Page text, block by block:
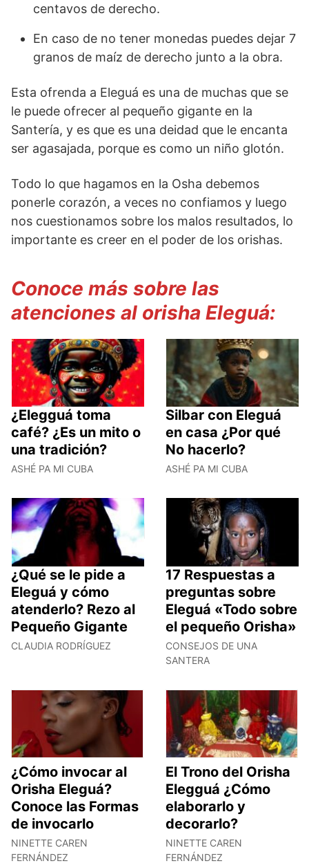
centavos de derecho.
En caso de no tener monedas puedes dejar 7
granos de maíz de derecho junto a la obra.
Esta ofrenda a Eleguá es una de muchas que se
le puede ofrecer al pequeño gigante en la
Santería, y es que es una deidad que le encanta
ser agasajada, porque es como un niño glotón.
Todo lo que hagamos en la Osha debemos
ponerle corazón, a veces no confiamos y luego
nos cuestionamos sobre los malos resultados, lo
importante es creer en el poder de los orishas.
Conoce más sobre las
atenciones al orisha Eleguá:
¿Elegguá toma
café? ¿Es un mito o
una tradición?
ASHÉ PA MI CUBA
Silbar con Eleguá
en casa ¿Por qué
No hacerlo?
ASHÉ PA MI CUBA
¿Qué se le pide a
Eleguá y cómo
atenderlo? Rezo al
Pequeño Gigante
CLAUDIA RODRÍGUEZ
17 Respuestas a
preguntas sobre
Eleguá «Todo sobre
el pequeño Orisha»
CONSEJOS DE UNA
SANTERA
¿Cómo invocar al
Orisha Eleguá?
Conoce las Formas
de invocarlo
NINETTE CAREN
FERNÁNDEZ
El Trono del Orisha
Elegguá ¿Cómo
elaborarlo y
decorarlo?
NINETTE CAREN
FERNÁNDEZ